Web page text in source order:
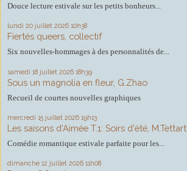
Douce lecture estivale sur les petits bonheurs...
lundi 20 juillet 2026 10h38
Fiertés queers, collectif
Six nouvelles-hommages à des personnalités de...
samedi 18 juillet 2026 18h39
Sous un magnolia en fleur, G.Zhao
Recueil de courtes nouvelles graphiques
mercredi 15 juillet 2026 19h13
Les saisons d'Aimée T.1: Soirs d'été, M.Tettart
Comédie romantique estivale parfaite pour les...
dimanche 12 juillet 2026 11h08